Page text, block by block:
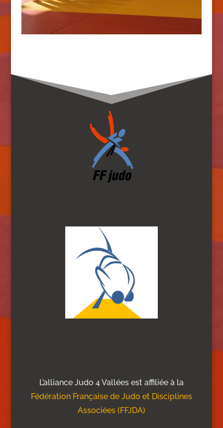
L’alliance Judo 4 Vallées est affiliée à la
Fédération Française de Judo et Disciplines
Associées (FFJDA)